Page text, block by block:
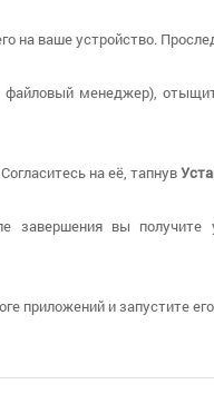
на ваше устройство.
файловый менеджер),
на её, тапнув
завершения вы
приложений и запустите